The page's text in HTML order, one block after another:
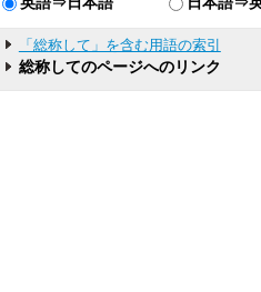
「総称して」を含む用語の索引
総称してのページへのリンク